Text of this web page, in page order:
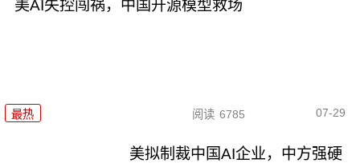
美AI失控闯祸，中国开源模型救场
最热 阅读 6785 07-29
美拟制裁中国AI企业，中方强硬